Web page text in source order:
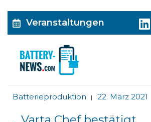
Veranstaltungen
Batterieproduktion | 22. März 2021